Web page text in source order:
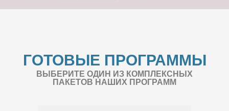
ГОТОВЫЕ ПРОГРАММЫ
ВЫБЕРИТЕ ОДИН ИЗ КОМПЛЕКСНЫХ
ПАКЕТОВ НАШИХ ПРОГРАММ